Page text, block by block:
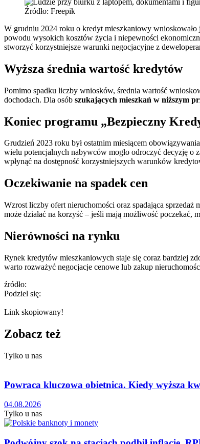
Źródło: Freepik
W grudniu 2024 roku o kredyt mieszkaniowy wnioskowało
powodu wysokich kosztów życia i niepewności
stworzyć korzystniejsze warunki negocjacyjne z
Wyższa średnia wartość kredytów
Pomimo spadku liczby wniosków, średnia wartość
dochodach. Dla osób szukających mieszkań w niższym
Koniec programu „Bezpieczny
Grudzień 2023 roku był ostatnim miesiącem
wielu potencjalnych nabywców mogło odroczyć decyzję o
wpłynąć na dostępność korzystniejszych warunków
Oczekiwanie na spadek cen
Wzrost liczby ofert nieruchomości oraz spadająca
może działać na korzyść – jeśli mają możliwość
Nierówności na rynku
Rynek kredytów mieszkaniowych staje się coraz bardziej
warto rozważyć negocjacje cenowe lub zakup
źródło:
Podziel się:
Link skopiowany!
Zobacz też
Tylko u nas
Powraca kluczowa obietnica. Kiedy wyższa
04.08.2026
Tylko u nas